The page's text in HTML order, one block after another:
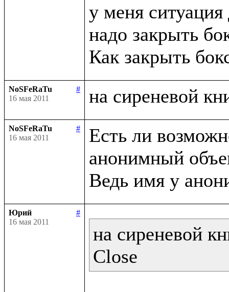
у меня
надо закрыть
NoSFeRaTu
#
16 мая 2011
NoSFeRaTu
#
16 мая 2011
Есть ли
анонимный
Юрий
#
16 мая 2011
на сиреневой
Close